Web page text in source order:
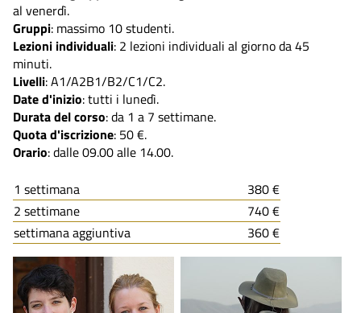
al venerdì.
Gruppi: massimo 10 studenti.
Lezioni individuali: 2 lezioni individuali al giorno da 45
minuti.
Livelli: A1/A2B1/B2/C1/C2.
Date d'inizio: tutti i lunedì.
Durata del corso: da 1 a 7 settimane.
Quota d'iscrizione: 50 €.
Orario: dalle 09.00 alle 14.00.
1 settimana
380 €
2 settimane
740 €
settimana aggiuntiva
360 €